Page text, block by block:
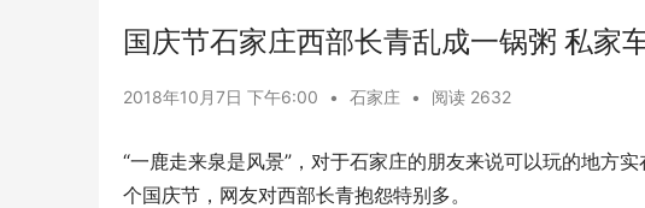
国庆节石家庄西部长青乱成一锅粥 私家
2018年10月7日 下午6:00 • 石家庄 • 阅读 2632
“一鹿走来泉是风景”，对于石家庄的朋友来说可以玩的地方
个国庆节，网友对西部长青抱怨特别多。